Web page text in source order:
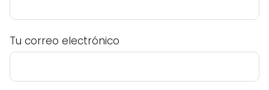
Tu correo electrónico